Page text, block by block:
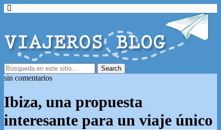
sin comentarios
Ibiza, una propuesta
interesante para un viaje único